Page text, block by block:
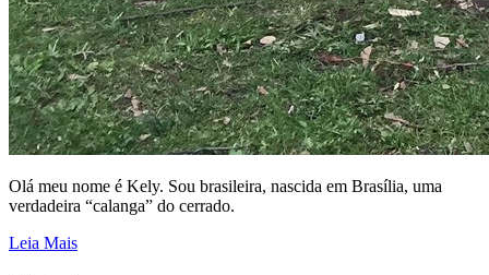
Olá meu nome é Kely. Sou brasileira, nascida em Brasília, uma
verdadeira “calanga” do cerrado.
Leia Mais